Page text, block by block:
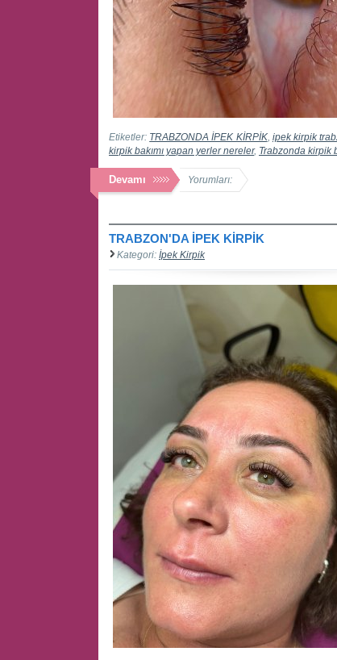
Etiketler: TRABZONDA İPEK KİRPİK, ipek kirpik
kirpik bakımı yapan yerler nereler, Trabzonda kirpik
Devamı Yorumları:
TRABZON'DA İPEK KİRPİK
Kategori: İpek Kirpik